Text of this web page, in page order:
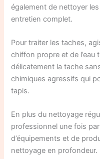
également de nettoyer
entretien complet.
Pour traiter les taches,
chiffon propre et de l’eau
délicatement la tache
chimiques agressifs qui
tapis.
En plus du nettoyage
professionnel une fois
d’équipements et de
nettoyage en